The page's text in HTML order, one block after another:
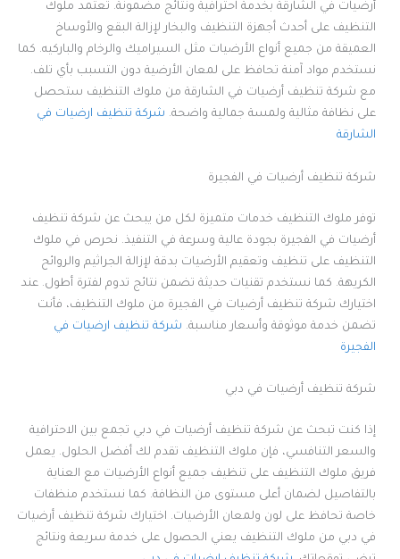
أرضيات في الشارقة بخدمة احترافية ونتائج مضمونة. تعتمد ملوك
التنظيف على أحدث أجهزة التنظيف والبخار لإزالة البقع والأوساخ
العميقة من جميع أنواع الأرضيات مثل السيراميك والرخام والباركيه. كما
نستخدم مواد آمنة تحافظ على لمعان الأرضية دون التسبب بأي تلف.
مع شركة تنظيف أرضيات في الشارقة من ملوك التنظيف ستحصل
على نظافة مثالية ولمسة جمالية واضحة. شركة تنظيف ارضيات في
الشارقة
شركة تنظيف أرضيات في الفجيرة
توفر ملوك التنظيف خدمات متميزة لكل من يبحث عن شركة تنظيف
أرضيات في الفجيرة بجودة عالية وسرعة في التنفيذ. نحرص في ملوك
التنظيف على تنظيف وتعقيم الأرضيات بدقة لإزالة الجراثيم والروائح
الكريهة. كما نستخدم تقنيات حديثة تضمن نتائج تدوم لفترة أطول. عند
اختيارك شركة تنظيف أرضيات في الفجيرة من ملوك التنظيف، فأنت
تضمن خدمة موثوقة وأسعار مناسبة. شركة تنظيف ارضيات في
الفجيرة
شركة تنظيف أرضيات في دبي
إذا كنت تبحث عن شركة تنظيف أرضيات في دبي تجمع بين الاحترافية
والسعر التنافسي، فإن ملوك التنظيف تقدم لك أفضل الحلول. يعمل
فريق ملوك التنظيف على تنظيف جميع أنواع الأرضيات مع العناية
بالتفاصيل لضمان أعلى مستوى من النظافة. كما نستخدم منظفات
خاصة تحافظ على لون ولمعان الأرضيات. اختيارك شركة تنظيف أرضيات
في دبي من ملوك التنظيف يعني الحصول على خدمة سريعة ونتائج